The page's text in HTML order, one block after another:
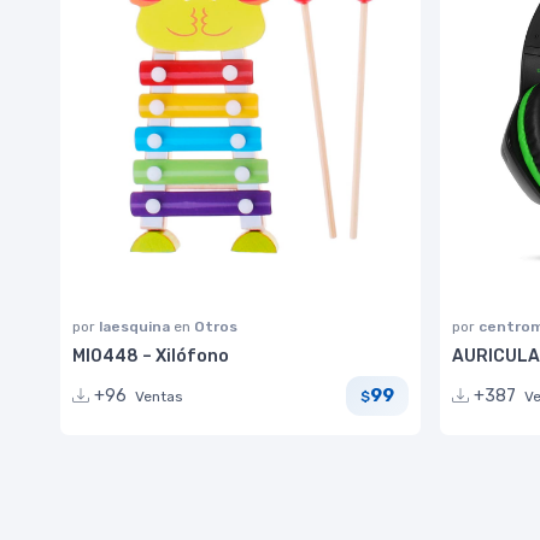
por laesquina en Otros
MI0448 – Xilófono
+96 Ventas $99
por
+387